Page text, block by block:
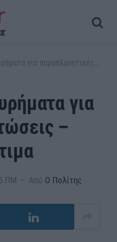
εκπτώσεις – Έλεγχοι και νέα πρόστιμα
για
–
ΠΜ Από Ο Πολίτης